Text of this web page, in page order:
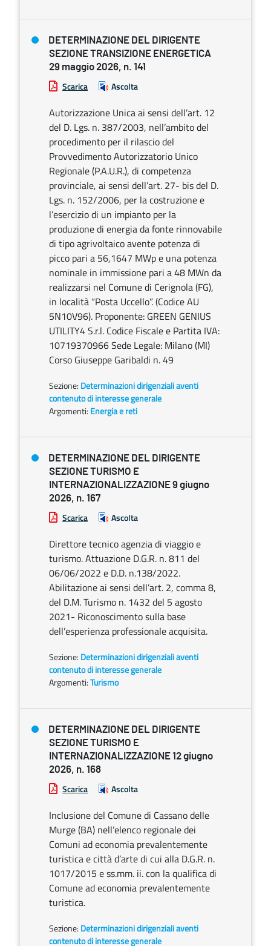
DETERMINAZIONE DEL DIRIGENTE
SEZIONE TRANSIZIONE ENERGETICA
29 maggio 2026, n. 141
Scarica Ascolta
Autorizzazione Unica ai sensi dell’art. 12
del D. Lgs. n. 387/2003, nell’ambito del
procedimento per il rilascio del
Provvedimento Autorizzatorio Unico
Regionale (P.A.U.R.), di competenza
provinciale, ai sensi dell’art. 27- bis del D.
Lgs. n. 152/2006, per la costruzione e
l’esercizio di un impianto per la
produzione di energia da fonte rinnovabile
di tipo agrivoltaico avente potenza di
picco pari a 56,1647 MWp e una potenza
nominale in immissione pari a 48 MWn da
realizzarsi nel Comune di Cerignola (FG),
in località “Posta Uccello”. (Codice AU
5N10V96). Proponente: GREEN GENIUS
UTILITY4 S.r.l. Codice Fiscale e Partita IVA:
10719370966 Sede Legale: Milano (MI)
Corso Giuseppe Garibaldi n. 49
Sezione: Determinazioni dirigenziali aventi
contenuto di interesse generale
Argomenti: Energia e reti
DETERMINAZIONE DEL DIRIGENTE
SEZIONE TURISMO E
INTERNAZIONALIZZAZIONE 9 giugno
2026, n. 167
Scarica Ascolta
Direttore tecnico agenzia di viaggio e
turismo. Attuazione D.G.R. n. 811 del
06/06/2022 e D.D. n.138/2022.
Abilitazione ai sensi dell’art. 2, comma 8,
del D.M. Turismo n. 1432 del 5 agosto
2021- Riconoscimento sulla base
dell’esperienza professionale acquisita.
Sezione: Determinazioni dirigenziali aventi
contenuto di interesse generale
Argomenti:Turismo
DETERMINAZIONE DEL DIRIGENTE
SEZIONE TURISMO E
INTERNAZIONALIZZAZIONE 12 giugno
2026, n. 168
Scarica Ascolta
Inclusione del Comune di Cassano delle
Murge (BA) nell’elenco regionale dei
Comuni ad economia prevalentemente
turistica e città d’arte di cui alla D.G.R. n.
1017/2015 e ss.mm. ii. con la qualifica di
Comune ad economia prevalentemente
turistica.
Sezione: Determinazioni dirigenziali aventi
contenuto di interesse generale